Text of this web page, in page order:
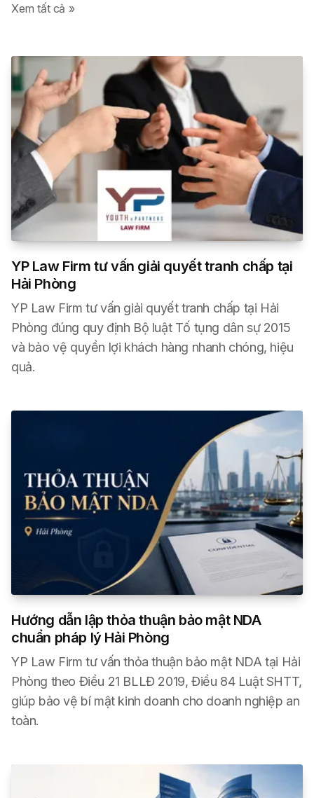
Xem tất cả »
YP Law Firm tư vấn giải quyết tranh chấp tại
Hải Phòng
YP Law Firm tư vấn giải quyết tranh chấp tại Hải
Phòng đúng quy định Bộ luật Tố tụng dân sự 2015
và bảo vệ quyền lợi khách hàng nhanh chóng, hiệu
quả.
Hướng dẫn lập thỏa thuận bảo mật NDA
chuẩn pháp lý Hải Phòng
YP Law Firm tư vấn thỏa thuận bảo mật NDA tại Hải
Phòng theo Điều 21 BLLĐ 2019, Điều 84 Luật SHTT,
giúp bảo vệ bí mật kinh doanh cho doanh nghiệp an
toàn.